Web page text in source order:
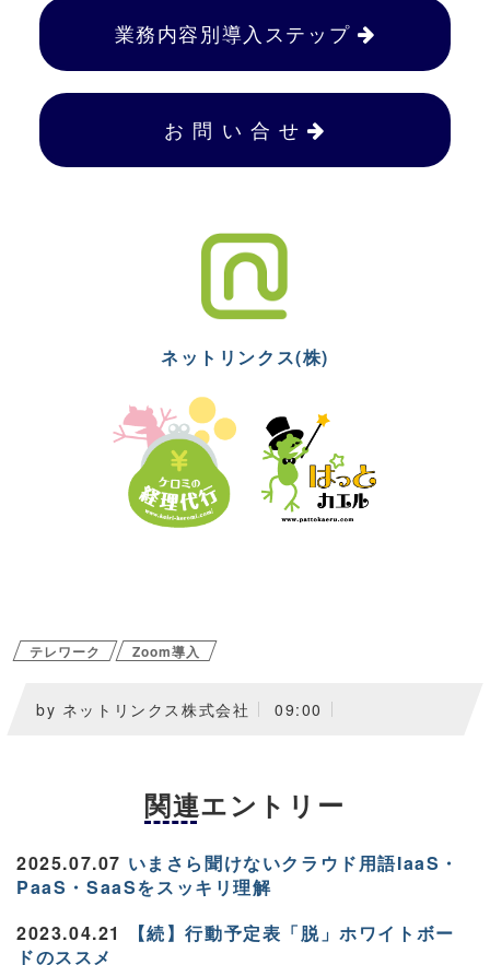
業務内容別導入ステップ
お 問 い 合 せ
ネットリンクス(株)
テレワーク Zoom導入
by ネットリンクス株式会社 09:00
関連エントリー
2025.07.07 いまさら聞けないクラウド用語IaaS・
PaaS・SaaSをスッキリ理解
2023.04.21
【続】行動予定表「脱」ホワイトボー
ドのススメ